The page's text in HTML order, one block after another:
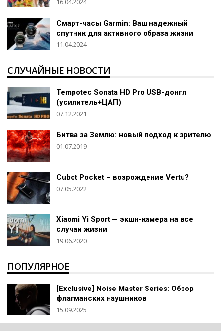
16.04.2024
Смарт-часы Garmin: Ваш надежный
спутник для активного образа жизни
11.04.2024
СЛУЧАЙНЫЕ НОВОСТИ
Tempotec Sonata HD Pro USB-донгл
(усилитель+ЦАП)
07.12.2021
Битва за Землю: новый подход к зрителю
01.07.2019
Cubot Pocket – возрождение Vertu?
07.05.2022
Xiaomi Yi Sport — экшн-камера на все
случаи жизни
19.06.2020
ПОПУЛЯРНОЕ
[Exclusive] Noise Master Series: Обзор
флагманских наушников
15.09.2025